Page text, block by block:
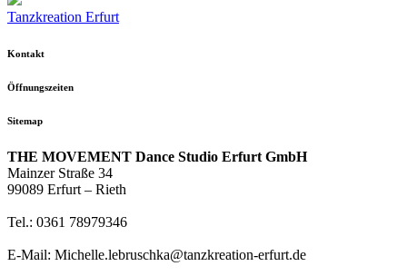
Tanzkreation Erfurt
Kontakt
Öffnungszeiten
Sitemap
THE MOVEMENT Dance Studio Erfurt GmbH
Mainzer Straße 34
99089 Erfurt – Rieth
Tel.: 0361 78979346
E-Mail: Michelle.lebruschka@tanzkreation-erfurt.de